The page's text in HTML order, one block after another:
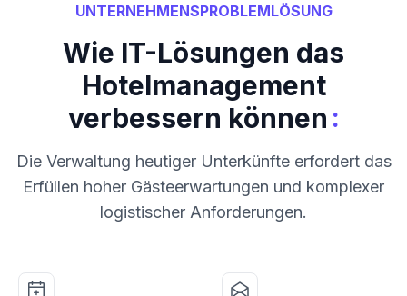
UNTERNEHMENSPROBLEMLÖSUNG
Wie IT-Lösungen das
Hotelmanagement
verbessern können :
Die Verwaltung heutiger Unterkünfte erfordert das
Erfüllen hoher Gästeerwartungen und komplexer
logistischer Anforderungen.